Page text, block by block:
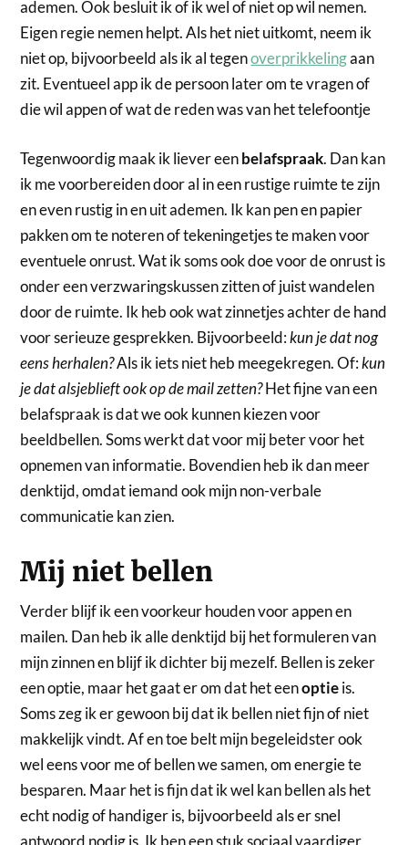
ademen. Ook besluit ik of ik wel of niet op wil nemen.
Eigen regie nemen helpt. Als het niet uitkomt, neem ik
niet op, bijvoorbeeld als ik al tegenoverprikkelingaan
zit. Eventueel app ik de persoon later om te vragen of
die wil appen of wat de reden was van het telefoontje
Tegenwoordig maak ik liever eenbelafspraak. Dan kan
ik me voorbereiden door al in een rustige ruimte te zijn
en even rustig in en uit ademen. Ik kan pen en papier
pakken om te noteren of tekeningetjes te maken voor
eventuele onrust. Wat ik soms ook doe voor de onrust is
onder een verzwaringskussen zitten of juist wandelen
door de ruimte. Ik heb ook wat zinnetjes achter de hand
voor serieuze gesprekken. Bijvoorbeeld:kun je dat nog
eens herhalen?Als ik iets niet heb meegekregen. Of:kun
je dat alsjeblieft ook op de mail zetten?Het fijne van een
belafspraak is dat we ook kunnen kiezen voor
beeldbellen. Soms werkt dat voor mij beter voor het
opnemen van informatie. Bovendien heb ik dan meer
denktijd, omdat iemand ook mijn non-verbale
communicatie kan zien.
Mij niet bellen
Verder blijf ik een voorkeur houden voor appen en
mailen. Dan heb ik alle denktijd bij het formuleren van
mijn zinnen en blijf ik dichter bij mezelf. Bellen is zeker
een optie, maar het gaat er om dat het eenoptieis.
Soms zeg ik er gewoon bij dat ik bellen niet fijn of niet
makkelijk vindt. Af en toe belt mijn begeleidster ook
wel eens voor me of bellen we samen, om energie te
besparen. Maar het is fijn dat ik wel kan bellen als het
echt nodig of handiger is, bijvoorbeeld als er snel
antwoord nodig is. Ik ben een stuk sociaal vaardiger